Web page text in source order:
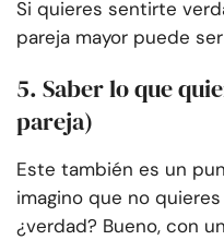
Si quieres sentirte
pareja mayor puede
5. Saber lo que
pareja)
Este también es un
imagino que no
¿verdad? Bueno, con